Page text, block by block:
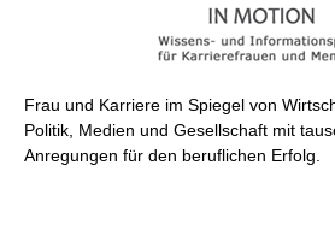
Frau und Karriere im Spiegel von
Politik, Medien und Gesellschaft mit
Anregungen für den beruflichen Erfolg.